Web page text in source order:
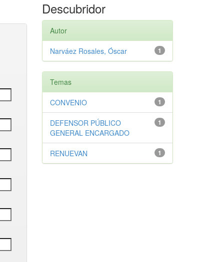
Descubridor
Autor
1
Narváez Rosales, Óscar
Temas
1
CONVENIO
1
DEFENSOR PÚBLICO
GENERAL ENCARGADO
1
RENUEVAN